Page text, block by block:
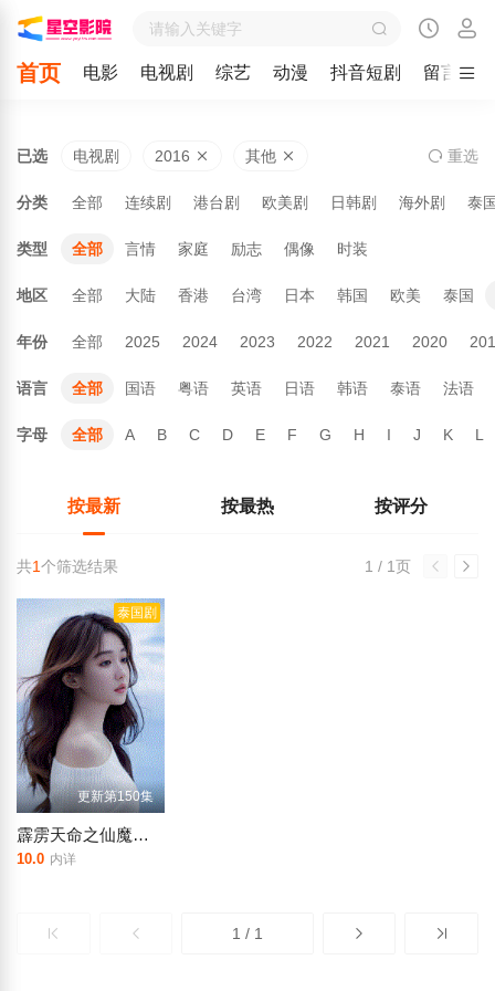
首页 电影 电视剧 综艺 动漫 抖音短剧 留言
已选 电视剧 2016 其他 重选
分类 全部 连续剧 港台剧 欧美剧 日韩剧 海外剧 泰
类型 全部 言情 家庭 励志 偶像 时装
地区 全部 大陆 香港 台湾 日本 韩国 欧美 泰国
年份 全部 2025 2024 2023 2022 2021 2020
语言 全部 国语 粤语 英语 日语 韩语 泰语 法语
字母 全部 A B C D E F G H I J K L
按最新 按最热 按评分
1 / 1页
共1个筛选结果
泰国剧
更新第150集
霹雳天命之仙魔鏖锋
10.0 内详
1 / 1